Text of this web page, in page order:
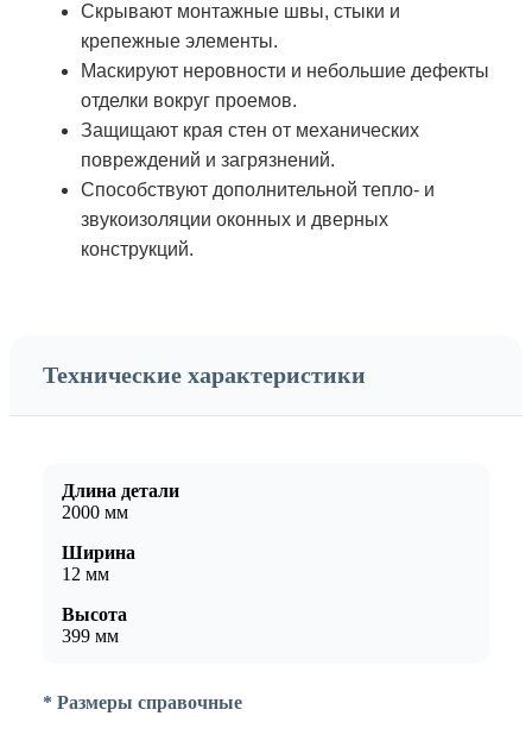
Скрывают монтажные швы, стыки и
крепежные элементы.
Маскируют неровности и небольшие дефекты
отделки вокруг проемов.
Защищают края стен от механических
повреждений и загрязнений.
Способствуют дополнительной тепло- и
звукоизоляции оконных и дверных
конструкций.
Технические характеристики
Длина детали
2000 мм
Ширина
12 мм
Высота
399 мм
* Размеры справочные